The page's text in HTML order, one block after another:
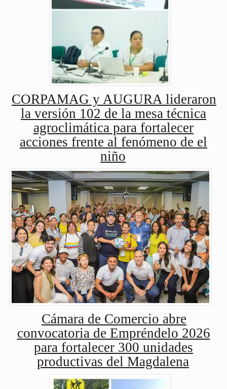
CORPAMAG y AUGURA lideraron
la versión 102 de la mesa técnica
agroclimática para fortalecer
acciones frente al fenómeno de el
niño
Cámara de Comercio abre
convocatoria de Empréndelo 2026
para fortalecer 300 unidades
productivas del Magdalena